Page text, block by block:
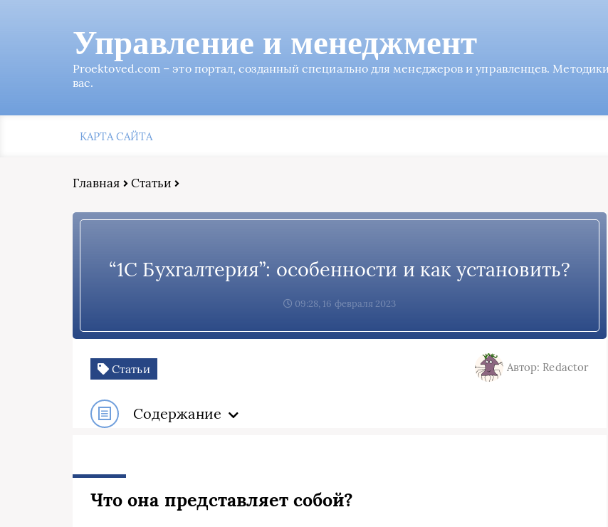
Управление и менеджмент
Proektoved.com – это портал, созданный специально для менеджеров и управленцев.
вас.
КАРТА САЙТА
Главная Статьи
“1С Бухгалтерия”: особенности и как установить?
09:28, 16 февраля 2023
Статьи Автор: Redactor
Содержание
Что она представляет собой?